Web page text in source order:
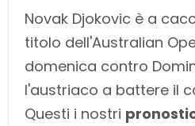
Novak Djokovic è a
titolo dell'Australian
domenica contro
l'austriaco a battere il
Questi i nostri